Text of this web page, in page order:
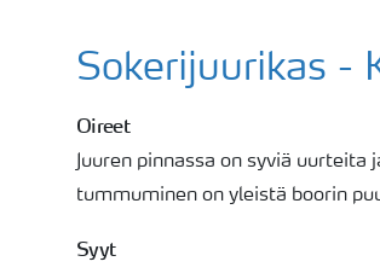
Sokerijuurikas -
Oireet
Juuren pinnassa on syviä
tummuminen on yleistä boorin
Syyt